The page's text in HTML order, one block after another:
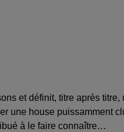
et définit, titre après titre,
une house puissamment
à le faire connaître…